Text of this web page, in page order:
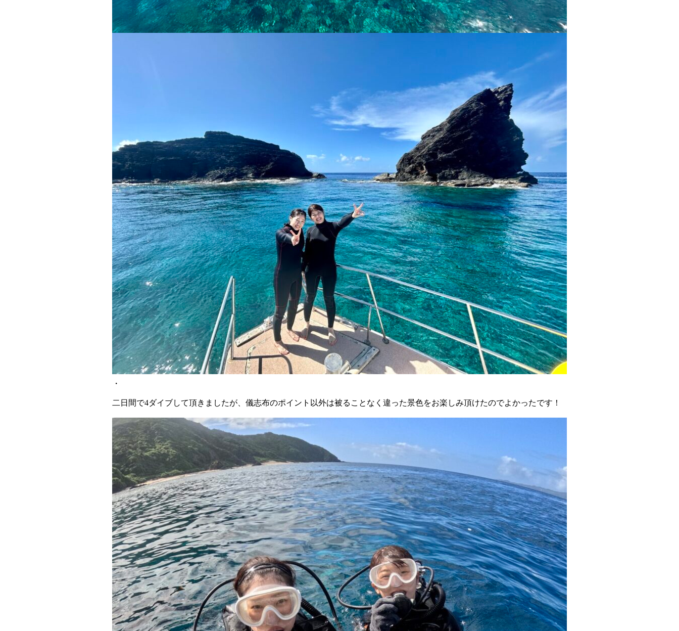
・
二日間で4ダイブして頂きましたが、儀志布のポイント以外は被ることなく違った景色をお楽しみ頂けたのでよかったです！